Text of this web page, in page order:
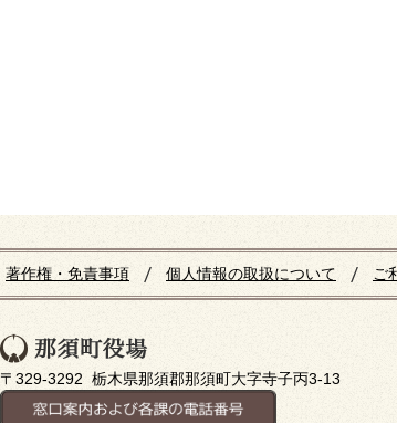
著作権・免責事項 個人情報の取扱について ご
〒329-3292 栃木県那須郡那須町大字寺子丙3-13